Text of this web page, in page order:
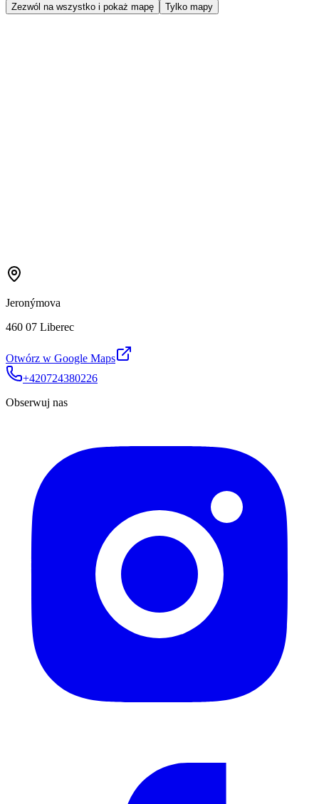
Zezwól na wszystko i pokaż mapę Tylko mapy
Jeronýmova
460 07 Liberec
Otwórz w Google Maps
+420724380226
Obserwuj nas